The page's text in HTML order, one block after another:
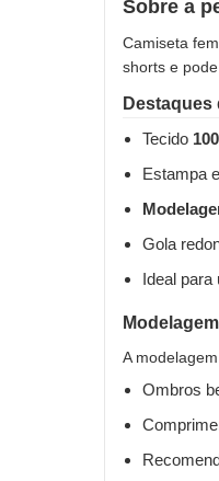
Sobre a
Camiseta
shorts e
Destaques
Tecido
Estampa
Gola
Ideal para
A
Ombros